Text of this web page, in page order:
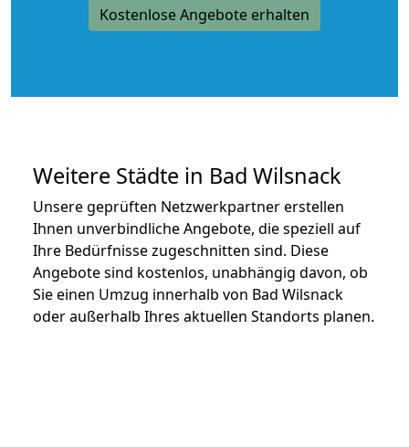
Kostenlose Angebote erhalten
Weitere Städte in Bad Wilsnack
Unsere geprüften Netzwerkpartner erstellen
Ihnen unverbindliche Angebote, die speziell auf
Ihre Bedürfnisse zugeschnitten sind. Diese
Angebote sind kostenlos, unabhängig davon, ob
Sie einen Umzug innerhalb von Bad Wilsnack
oder außerhalb Ihres aktuellen Standorts planen.